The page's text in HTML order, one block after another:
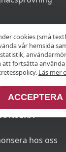
din
hos oss
cookies (små
vår hemsida
att fortsätta
Läs mer
ACCEPTERA